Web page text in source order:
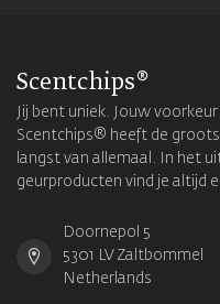
Scentchips®
Jij bent uniek. Jouw
Scentchips® heeft de
langst van allemaal. In het
geurproducten vind je altijd
Doornepol 5
5301 LV Zaltbommel
Netherlands